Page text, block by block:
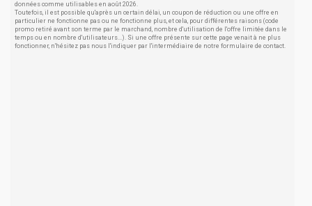
données comme utilisables en août 2026.
Toutefois, il est possible qu'après un certain délai, un coupon de réduction ou une offre en
particulier ne fonctionne pas ou ne fonctionne plus, et cela, pour différentes raisons (code
promo retiré avant son terme par le marchand, nombre d'utilisation de l'offre limitée dans le
temps ou en nombre d'utilisateurs...). Si une offre présente sur cette page venait à ne plus
fonctionner, n'hésitez pas nous l'indiquer par l'intermédiaire de notre formulaire de contact.